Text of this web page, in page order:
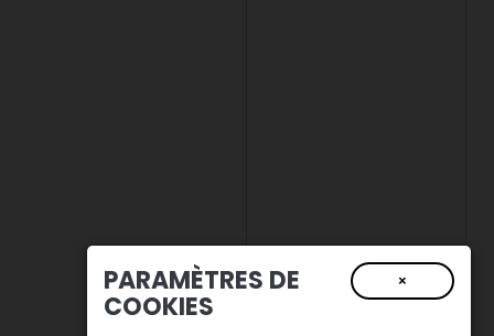
×
PARAMÈTRES DE
COOKIES